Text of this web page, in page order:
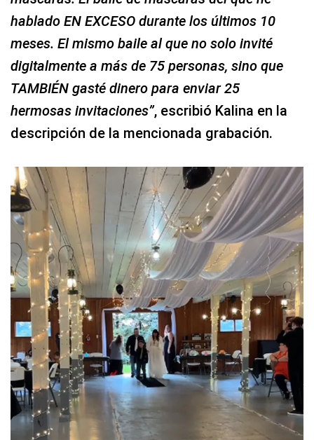
hablado EN EXCESO durante los últimos 10
meses. El mismo baile al que no solo invité
digitalmente a más de 75 personas, sino que
TAMBIÉN gasté dinero para enviar 25
hermosas invitaciones”, escribió Kalina en la
descripción de la mencionada grabación.